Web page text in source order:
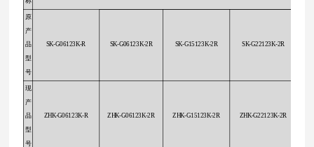
原
产
品
型
号
SK-G06123K-R SK-G06123K-2R SK-G15123K-2R SK-G22123K-2R
现
产
品
型
号
ZHK-G06123K-R ZHK-G06123K-2R ZHK-G15123K-2R ZHK-G22123K-2R